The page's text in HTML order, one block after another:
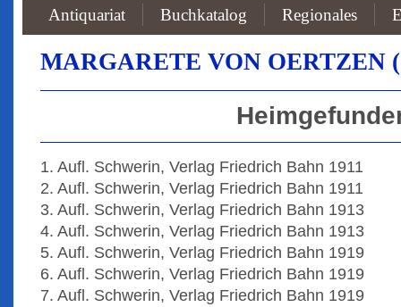
Antiquariat Buchkatalog Regionales
MARGARETE VON OERTZEN
1. Aufl. Schwerin, Verlag Friedrich Bahn 1911
2. Aufl. Schwerin, Verlag Friedrich Bahn 1911
3. Aufl. Schwerin, Verlag Friedrich Bahn 1913
4. Aufl. Schwerin, Verlag Friedrich Bahn 1913
5. Aufl. Schwerin, Verlag Friedrich Bahn 1919
6. Aufl. Schwerin, Verlag Friedrich Bahn 1919
7. Aufl. Schwerin, Verlag Friedrich Bahn 1919